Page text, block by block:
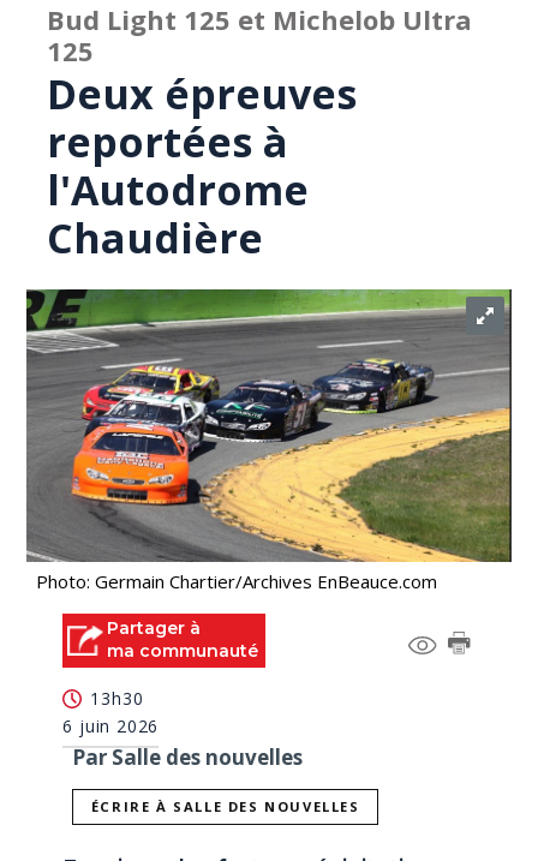
Bud Light 125 et Michelob Ultra
125
Deux épreuves
reportées à
l'Autodrome
Chaudière
Photo: Germain Chartier/Archives EnBeauce.com
Partager à
ma communauté
13h30
6 juin 2026
Par Salle des nouvelles
ÉCRIRE À SALLE DES NOUVELLES